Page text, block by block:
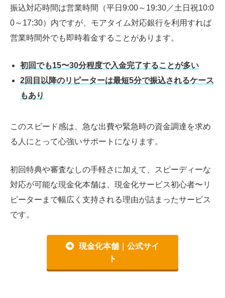
振込対応時間は営業時間（平日9:00～19:30／土日祝10:0
0～17:30）内ですが、モアタイム対応銀行を利用すれば
営業時間外でも即時着金することがあります。
初回でも15〜30分程度で入金完了することが多い
2回目以降のリピーターは最短5分で振込されるケース
もあり
このスピード感は、急な出費や緊急時の資金調達を求め
る人にとって心強いサポートになります。
初回特典や審査なしの手軽さに加えて、スピーディーな
対応が可能な現金化本舗は、現金化サービス初心者〜リ
ピーターまで幅広く支持される理由が詰まったサービス
です。
現金化本舗｜公式サイ
ト